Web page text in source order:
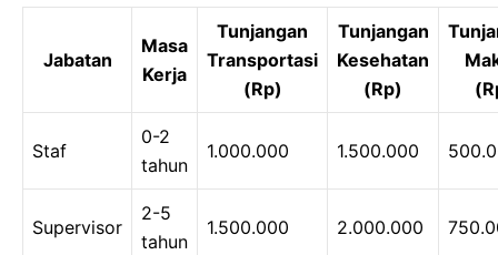
Jabatan
Masa
Kerja
Tunjangan
Transportasi
(Rp)
Tunjangan
Kesehatan
(Rp)
Staf
0-2
tahun
1.000.000 1.500.000
Supervisor
2-5
tahun
1.500.000 2.000.000